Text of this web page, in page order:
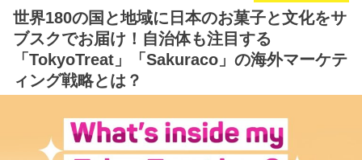
世界180の国と地域に日本のお菓子と文化をサ
ブスクでお届け！自治体も注目する
「TokyoTreat」「Sakuraco」の海外マーケテ
ィング戦略とは？